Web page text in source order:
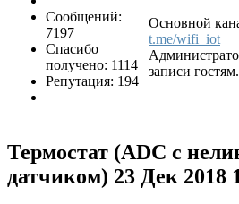
Сообщений:
7197
Спасибо
получено: 1114
Репутация: 194
Основной
t.me/wifi_iot
записи гостям.
Термостат (ADC с
датчиком) 23 Дек 2018